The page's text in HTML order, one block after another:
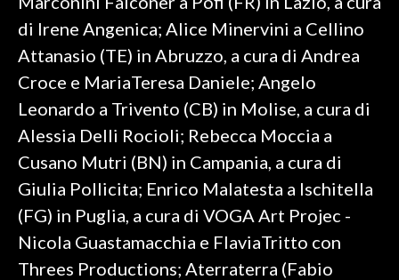
di Irene Angenica; Alice Minervini a Cellino
Attanasio (TE) in Abruzzo, a cura di Andrea
Croce e MariaTeresa Daniele; Angelo
Leonardo a Trivento (CB) in Molise, a cura di
Alessia Delli Rocioli; Rebecca Moccia a
Cusano Mutri (BN) in Campania, a cura di
Giulia Pollicita; Enrico Malatesta a Ischitella
(FG) in Puglia, a cura di VOGA Art Projec -
Nicola Guastamacchia e FlaviaTritto con
Threes Productions; Aterraterra (Fabio